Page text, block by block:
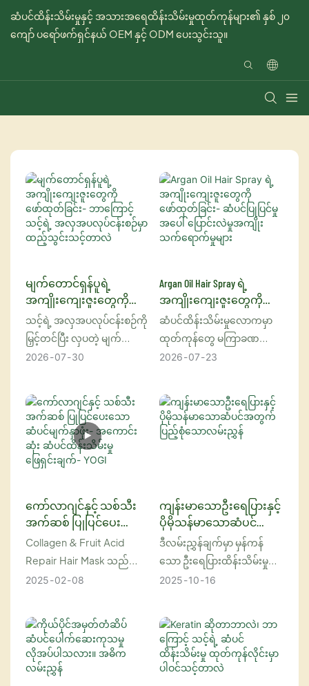
ဆံပင်ထိန်းသိမ်းမှုနှင့် အသားအရေထိန်းသိမ်းမှုထုတ်ကုန်များ၏ နှစ် ၂၀
ကျော် ပရော်ဖက်ရှင်နယ် OEM နှင့် ODM ပေးသွင်းသူ။
မျက်တောင်ရှန်ပူရဲ့
အကျိုးကျေးဇူးတွေကို
ဖော်ထုတ်ခြင်း- ဘာကြောင့်
သင့်ရဲ့ အလှအပ
လုပ်ငန်းစဉ်မှာ ထည့်သွင်း
သင့်ရဲ့ အလှအပလုပ်ငန်းစဉ်ကို
မြှင့်တင်ပြီး လှပတဲ့ မျက်တောင်
မွှေးတွေကို ရရှိဖို့ ရှာဖွေနေပါ
ကို သန့်စင်ပေးခြင်း၊ အာဟာရ
ဖြည့်တင်းပေးခြင်းနဲ့ ပိုမို
ကောင်းမွန်လာစေဖို့အတွက်
သင့်ရဲ့ လျှို့ဝှက်လက်နက်ဖြစ်
တဲ့ မျက်တောင်ရှန်ပူရဲ့
ရှိလိုက်ပါ။ ဒီ မရှိမဖြစ်
ထုတ်ကုန်ကို နေ့စဉ် စားသုံးခြင်း
မွှေးတွေရဲ့ သက်တမ်းကို ရှည်
စေရုံသာမက သဘာဝအတိုင်း
သင့်မျက်လုံးတွေက အမြဲတမ်း
အကောင်းဆုံးပုံစံ ရှိနေစေမှာ
ပါ။ မျက်တောင်ရှန်ပူရဲ့
အကျိုးကျေးဇူးတွေကို
2026 07 30
Argan Oil Hair Spray ရဲ့
အကျိုးကျေးဇူးတွေကို
ဖော်ထုတ်ခြင်း- ဆံပင်
ပြုပြင်မှုအပေါ် ပြောင်းလဲမှု
အကျိုးသက်ရောက်မှုများ
ဆံပင်ထိန်းသိမ်းမှုလောကမှာ
ထုတ်ကုန်တွေ မကြာခဏ
ပေါ်လာပြီး ပျောက်ကွယ်သွား
တဲ့ ပါဝင်ပစ္စည်းတစ်ခုဟာ
အချိန်ကာလရဲ့ စမ်းသပ်မှုကို
ခံနိုင်ရည်ရှိခဲ့ပါတယ်။ အဲဒါ
အဖိုးတန်ဆီဟာ ဆံပင်ကို ပိုမို
ကောင်းမွန်စေတဲ့ ဂုဏ်သတ္တိ
များစွာအတွက် လေးစားခံရပါ
တယ်။ Yogi Care ရဲ့ အာဂန်ဆီ
ဆံပင်ဖြန်းဆေးနဲ့ မြင်ရသလို
အကျိုးကျေးဇူးတွေ များပြား
လာပါတယ်။ ဒီဆောင်းပါးမှာ ဒီ
ပြောင်းလဲမှုဖြစ်စေတဲ့ ထုတ်ကုန်
က ဆံပင်ကို ဘယ်လို ပိုမို
2026 07 23
ကော်လာဂျင်နှင့် သစ်သီး
အက်ဆစ် ပြုပြင်ပေးသော
ဆံပင်မျက်နှာဖုံး-
အကောင်းဆုံး ဆံပင်
ထိန်းသိမ်းမှု ဖြေရှင်းချက်-
YOGI
Collagen & Fruit Acid
Repair Hair Mask သည်
ဆံပင်ကို အရင်းမှ အဖျားအထိ
ပြုပြင်ပေးခြင်းနှင့် ပြန်လည်
ကောင်းမွန်လာစေရန် ဒီဇိုင်း
ထုတ်ထားသော အဆင့်မြင့်
ဆံပင်ကုသမှုတစ်ခုဖြစ်သည်။
2025 02 08
ကျန်းမာသောဦးရေပြားနှင့်
ပိုမိုသန်မာသောဆံပင်
အတွက် ပြည့်စုံသော
လမ်းညွှန်
ဒီလမ်းညွှန်ချက်မှာ မှန်ကန်
သော ဦးရေပြားထိန်းသိမ်းမှု
နည်းလမ်းများမှတစ်ဆင့်
ပြန်လည်ရရှိစေရန် လိုအပ်
သော အသေးစိတ်
အချက်အလက်များကို ကျွန်ုပ်
တို့ ပေးပါမည်။
2025 10 16